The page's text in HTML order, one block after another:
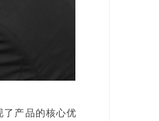
了产品的核心优